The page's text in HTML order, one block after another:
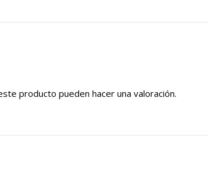
producto pueden hacer una valoración.